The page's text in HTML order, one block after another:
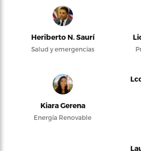
Heriberto N. Saurí
Salud y emergencias
Kiara Gerena
Energía Renovable